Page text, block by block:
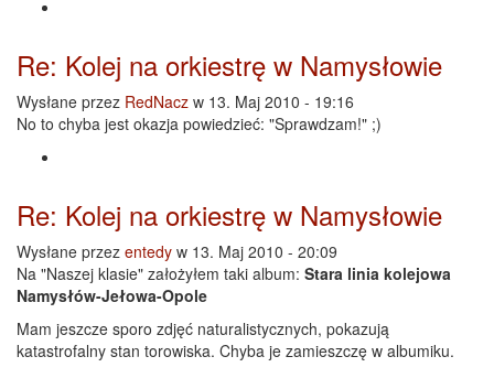
Re: Kolej na orkiestrę w Namysłowie
Wysłane przez RedNacz w 13. Maj 2010 - 19:16
No to chyba jest okazja powiedzieć: "Sprawdzam!" ;)
Re: Kolej na orkiestrę w Namysłowie
Wysłane przez entedy w 13. Maj 2010 - 20:09
Na "Naszej klasie" założyłem taki album: Stara linia kolejowa
Namysłów-Jełowa-Opole
Mam jeszcze sporo zdjęć naturalistycznych, pokazują
katastrofalny stan torowiska. Chyba je zamieszczę w albumiku.